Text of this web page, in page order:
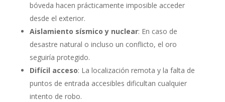
bóveda hacen prácticamente imposible acceder
desde el exterior.
Aislamiento sísmico y nuclear: En caso de
desastre natural o incluso un conflicto, el oro
seguiría protegido.
Difícil acceso: La localización remota y la falta de
puntos de entrada accesibles dificultan cualquier
intento de robo.